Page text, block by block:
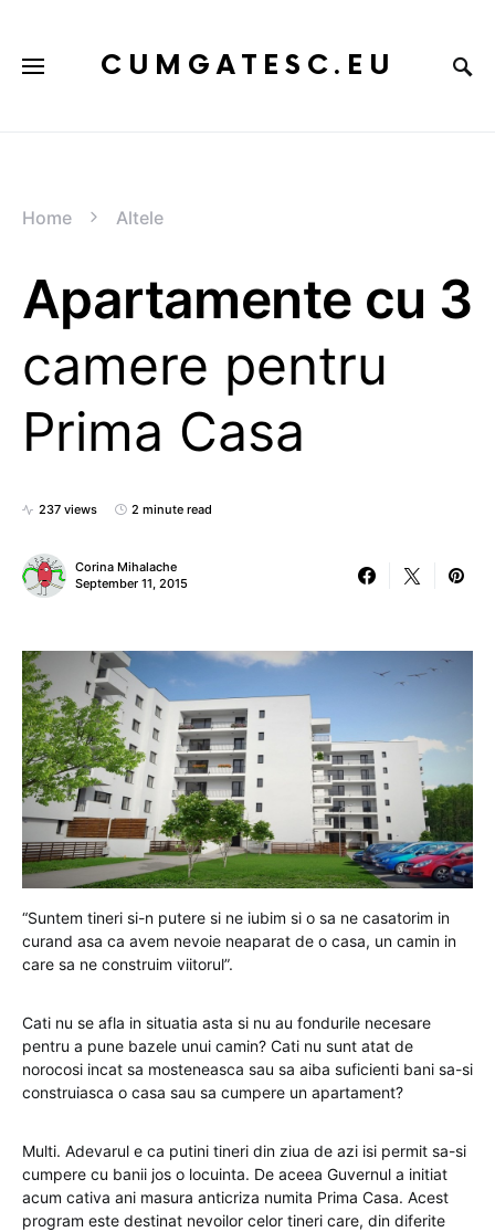
CUMGATESC.EU
Home Altele
Apartamente cu 3
camere pentru
Prima Casa
237 views 2 minute read
Corina Mihalache
September 11, 2015
“Suntem tineri si-n putere si ne iubim si o sa ne casatorim in
curand asa ca avem nevoie neaparat de o casa, un camin in
care sa ne construim viitorul”.
Cati nu se afla in situatia asta si nu au fondurile necesare
pentru a pune bazele unui camin? Cati nu sunt atat de
norocosi incat sa mosteneasca sau sa aiba suficienti bani sa-si
construiasca o casa sau sa cumpere un apartament?
Multi. Adevarul e ca putini tineri din ziua de azi isi permit sa-si
cumpere cu banii jos o locuinta. De aceea Guvernul a initiat
acum cativa ani masura anticriza numita Prima Casa. Acest
program este destinat nevoilor celor tineri care, din diferite